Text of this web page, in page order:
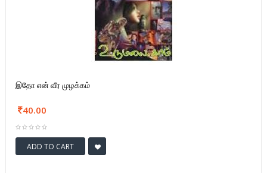
இதோ என் வீர முழக்கம்
40.00
ADD TO CART